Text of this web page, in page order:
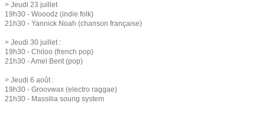
> Jeudi 23 juillet
19h30 - Wooodz (indie folk)
21h30 - Yannick Noah (chanson française)
> Jeudi 30 juillet :
19h30 - Chiloo (french pop)
21h30 - Amel Bent (pop)
> Jeudi 6 août :
19h30 - Groovwax (electro raggae)
21h30 - Massilia soung system